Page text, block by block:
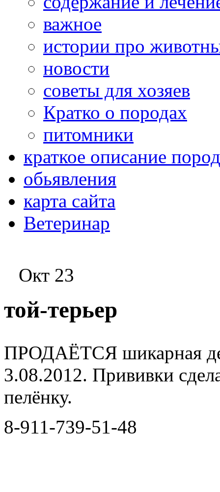
важное
истории про
новости
советы для хозяев
Кратко о породах
питомники
краткое описание пород
обьявления
карта сайта
Ветеринар
Окт 23
той-терьер
ПРОДАЁТСЯ шикарная
3.08.2012. Прививки
пелёнку.
8-911-739-51-48